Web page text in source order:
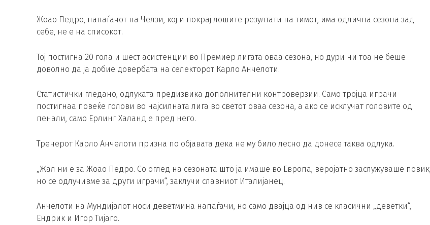
Жоао Педро, напаѓачот на Челзи, кој и покрај лошите резултати на тимот, има одлична сезона зад
себе, не е на списокот.
Тој постигна 20 гола и шест асистенции во Премиер лигата оваа сезона, но дури ни тоа не беше
доволно да ја добие довербата на селекторот Карло Анчелоти.
Статистички гледано, одлуката предизвика дополнителни контроверзии. Само тројца играчи
постигнаа повеќе голови во најсилната лига во светот оваа сезона, а ако се исклучат головите од
пенали, само Ерлинг Халанд е пред него.
Тренерот Карло Анчелоти призна по објавата дека не му било лесно да донесе таква одлука.
„Жал ни е за Жоао Педро. Со оглед на сезоната што ја имаше во Европа, веројатно заслужуваше повик,
но се одлучивме за други играчи“, заклучи славниот Италијанец.
Анчелоти на Мундијалот носи деветмина напаѓачи, но само двајца од нив се класични „деветки“,
Ендрик и Игор Тијаго.